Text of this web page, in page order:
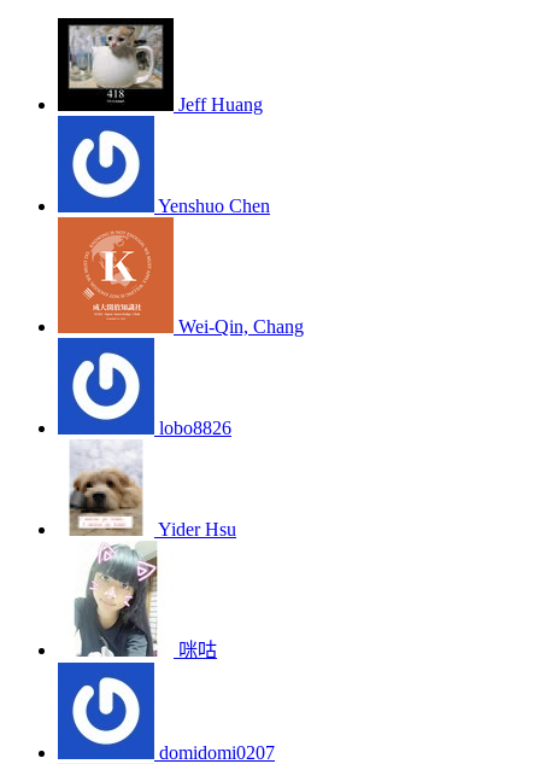
Jeff Huang
Yenshuo Chen
Wei-Qin, Chang
lobo8826
Yider Hsu
咪咕
domidomi0207